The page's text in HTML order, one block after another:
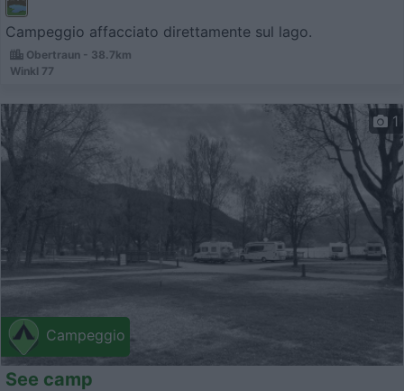
Campeggio affacciato direttamente sul lago.
Obertraun - 38.7km
Winkl 77
Campeggio
1
See camp